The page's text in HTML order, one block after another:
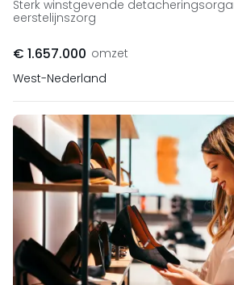
Sterk winstgevende
eerstelijnszorg
€ 1.657.000 omzet
West-Nederland